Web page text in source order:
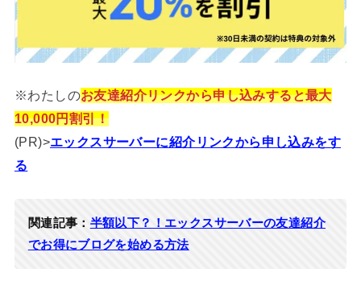
※わたしのお友達紹介リンクから申し込みすると最大
10,000円割引！
(PR)>エックスサーバーに紹介リンクから申し込みをす
る
関連記事： 半額以下？！エックスサーバーの友達紹介
でお得にブログを始める方法